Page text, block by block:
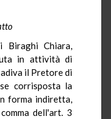
Biraghi Chiara,
in attività di
il Pretore di
corrisposta la
forma indiretta,
dell'art. 3